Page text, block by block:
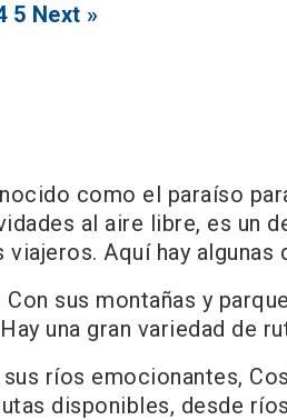
5 Next »
como el paraíso
al aire libre, es un
viajeros. Aquí hay
Con sus montañas y
una gran variedad de
sus ríos emocionantes,
disponibles, desde